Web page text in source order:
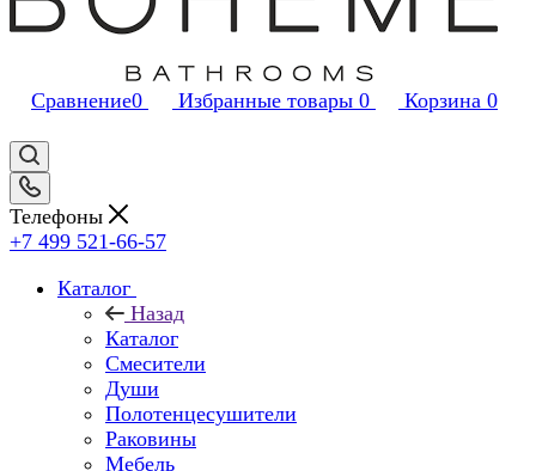
Сравнение0 Избранные товары 0 Корзина 0
Телефоны
+7 499 521-66-57
Каталог
Назад
Каталог
Смесители
Души
Полотенцесушители
Раковины
Мебель